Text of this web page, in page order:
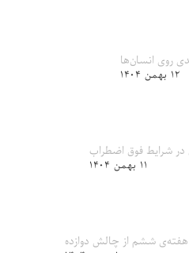
روی انسان‌ها
۱۲ بهمن ۱۴۰۴
در شرایط فوق اضطراب
۱۱ بهمن ۱۴۰۴
ششم از چالش دوازده